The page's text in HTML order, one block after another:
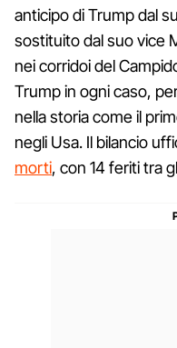
anticipo di Trump dal
sostituito dal suo vice
nei corridoi del
Trump in ogni caso,
nella storia come il
negli Usa. Il bilancio
morti, con 14 feriti tra